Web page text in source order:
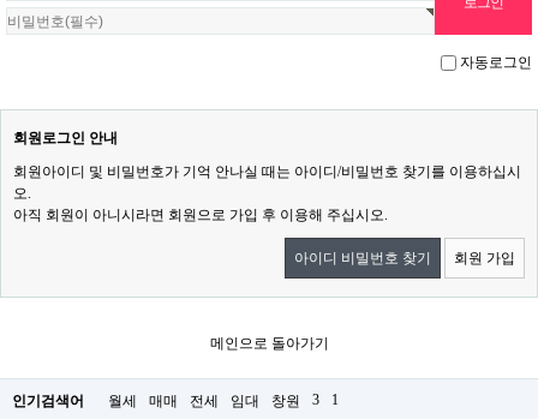
자동로그인
회원로그인 안내
회원아이디 및 비밀번호가 기억 안나실 때는 아이디/비밀번호 찾기를 이용하십시
오.
아직 회원이 아니시라면 회원으로 가입 후 이용해 주십시오.
아이디 비밀번호 찾기 회원 가입
메인으로 돌아가기
인기검색어 월세 매매 전세 임대 창원 3 1